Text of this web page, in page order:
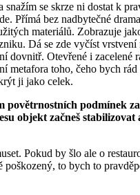
se skrze ni dostat k
Přímá bez nadbytečné
materiálů. Zobrazuje
Dá se zde vyčíst
Otevřené i zacelené
metafora toho, čeho bych rád
ji jako celek.
povětrnostních podmínek
objekt začneš stabilizovat
Pokud by šlo ale o
to bych to